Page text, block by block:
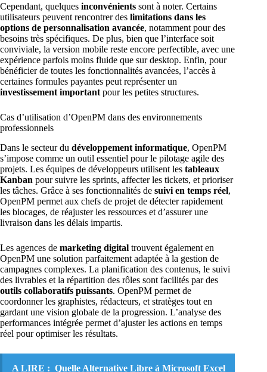
Cependant, quelques inconvénients sont à noter. Certains
utilisateurs peuvent rencontrer des limitations dans les
options de personnalisation avancée, notamment pour des
besoins très spécifiques. De plus, bien que l’interface soit
conviviale, la version mobile reste encore perfectible, avec une
expérience parfois moins fluide que sur desktop. Enfin, pour
bénéficier de toutes les fonctionnalités avancées, l’accès à
certaines formules payantes peut représenter un
investissement important pour les petites structures.
Cas d’utilisation d’OpenPM dans des environnements
professionnels
Dans le secteur du développement informatique, OpenPM
s’impose comme un outil essentiel pour le pilotage agile des
projets. Les équipes de développeurs utilisent les tableaux
Kanban pour suivre les sprints, affecter les tickets, et prioriser
les tâches. Grâce à ses fonctionnalités de suivi en temps réel,
OpenPM permet aux chefs de projet de détecter rapidement
les blocages, de réajuster les ressources et d’assurer une
livraison dans les délais impartis.
Les agences de marketing digital trouvent également en
OpenPM une solution parfaitement adaptée à la gestion de
campagnes complexes. La planification des contenus, le suivi
des livrables et la répartition des rôles sont facilités par des
outils collaboratifs puissants. OpenPM permet de
coordonner les graphistes, rédacteurs, et stratèges tout en
gardant une vision globale de la progression. L’analyse des
performances intégrée permet d’ajuster les actions en temps
réel pour optimiser les résultats.
A LIRE : Quelle Alternative Libre à Microsoft Excel